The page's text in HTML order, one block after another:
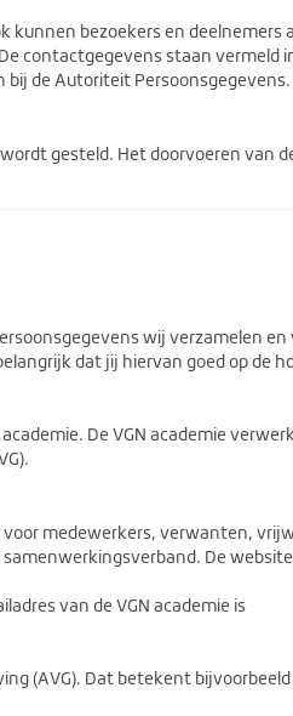
bezoekers en deelnemers
contactgegevens staan vermeld
bij de Autoriteit Persoonsgegevens.
gesteld. Het doorvoeren van
wij verzamelen en
dat jij hiervan goed op de
De VGN academie
medewerkers, verwanten,
De website
van de VGN academie is
(AVG). Dat betekent